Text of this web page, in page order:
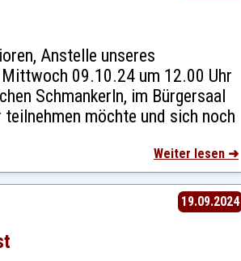
Anstelle unseres
09.10.24 um 12.00 Uhr
Schmankerln, im Bürgersaal
möchte und sich noch
Weiter lesen ➜
19.09.2024